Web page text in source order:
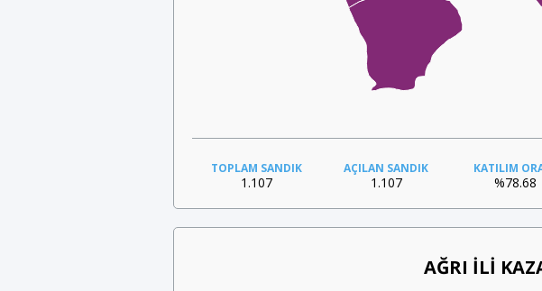
TOPLAM SANDIK
1.107
AÇILAN SANDIK
1.107
KATILIM
%78.68
AĞRI İLİ